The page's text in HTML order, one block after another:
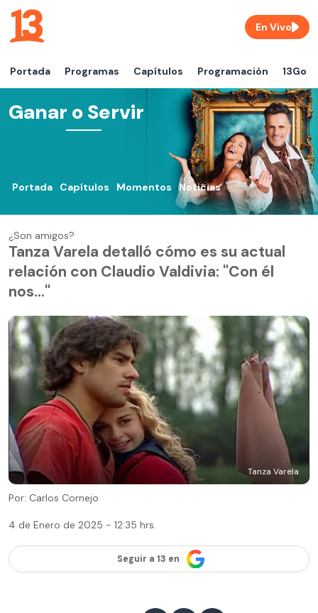
Portada Programas Capítulos Programación 13Go
En Vivo
Ganar o Servir
Portada Capítulos Momentos Noticias
¿Son amigos?
Tanza Varela detalló cómo es su actual
relación con Claudio Valdivia: "Con él
nos..."
Tanza Varela
Por: Carlos Cornejo
4 de Enero de 2025 - 12:35 hrs.
Seguir a 13 en